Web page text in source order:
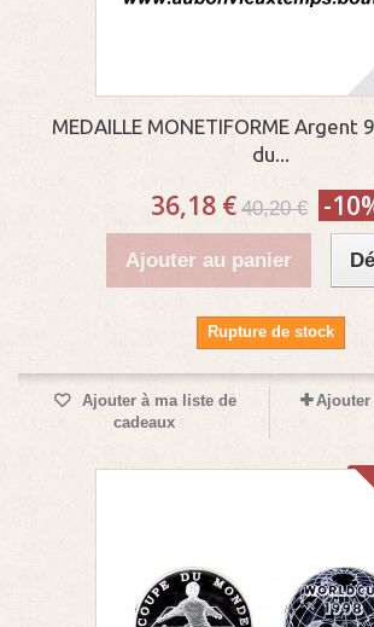
MEDAILLE MONETIFORME Argent
du...
36,18 € 40,20 € -
Ajouter au panier
Rupture de stock
Ajouter à ma liste de
cadeaux
Ajouter